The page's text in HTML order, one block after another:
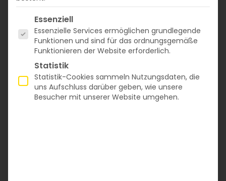
Es folgt eine Liste der Service-Gruppen, für die
Essenziell
Essenzielle Services ermöglichen grundlegende
Funktionen und sind für das ordnungsgemäße
Funktionieren der Website erforderlich.
Statistik
Statistik-Cookies sammeln Nutzungsdaten, die
uns Aufschluss darüber geben, wie unsere
Besucher mit unserer Website umgehen.